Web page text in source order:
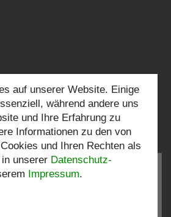
auf unserer Website. Einige
während andere uns
und Ihre Erfahrung zu
Informationen zu den von
und Ihren Rechten als
unserer Daten­schutz­
Impressum.